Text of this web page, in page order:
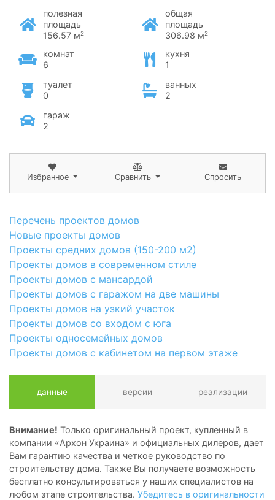
полезная
площадь
156.57 м2
общая
площадь
306.98 м2
комнат
6
кухня
1
туалет
0
ванных
2
гараж
2
Избранное Сравнить Спросить
Перечень проектов домов
Новые проекты домов
Проекты средних домов (150-200 м2)
Проекты домов в современном стиле
Проекты домов с мансардой
Проекты домов с гаражом на две машины
Проекты домов на узкий участок
Проекты домов со входом с юга
Проекты односемейных домов
Проекты домов с кабинетом на первом этаже
данные версии реализации
Внимание! Только оригинальный проект, купленный в
компании «Архон Украина» и официальных дилеров, дает
Вам гарантию качества и четкое руководство по
строительству дома. Также Вы получаете возможность
бесплатно консультироваться у наших специалистов на
любом этапе строительства. Убедитесь в оригинальности